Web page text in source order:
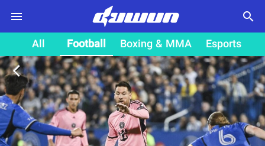
search
All Football Boxing & MMA Esports
arrow_back_ios